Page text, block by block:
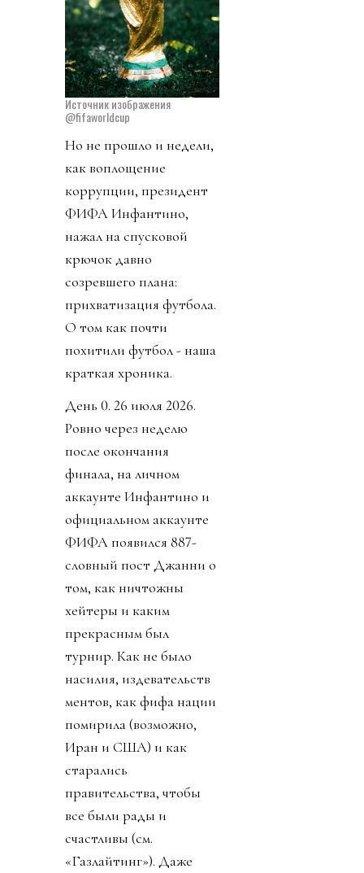
Источник изображения
@fifaworldcup
Но не прошло и недели,
как воплощение
коррупции, президент
ФИФА Инфантино,
нажал на спусковой
крючок давно
созревшего плана:
прихватизация футбола.
О том как почти
похитили футбол - наша
краткая хроника.
День 0. 26 июля 2026.
Ровно через неделю
после окончания
финала, на личном
аккаунте Инфантино и
официальном аккаунте
ФИФА появился 887-
словный пост Джанни о
том, как ничтожны
хейтеры и каким
прекрасным был
турнир. Как не было
насилия, издевательств
ментов, как фифа нации
помирила (возможно,
Иран и США) и как
старались
правительства, чтобы
все были рады и
счастливы (см.
«Газлайтинг»). Даже